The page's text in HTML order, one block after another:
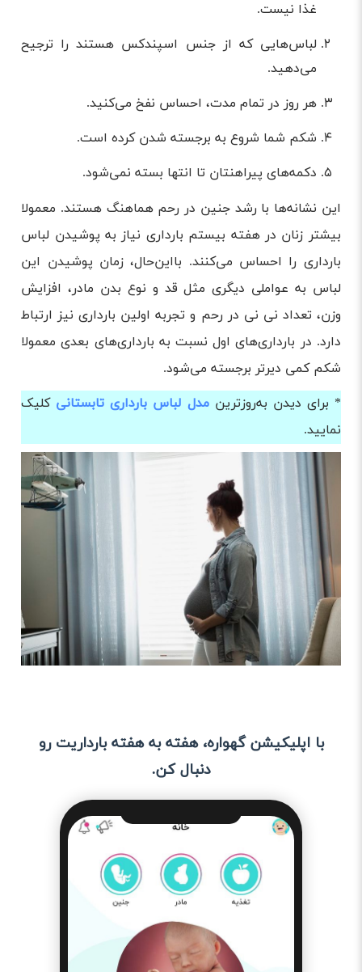
غذا نیست.
لباس‌هایی که از جنس اسپندکس هستند را ترجیح
می‌دهید.
هر روز در تمام مدت، احساس نفخ می‌کنید.
شکم شما شروع به برجسته شدن کرده است.
دکمه‌های پیراهنتان تا انتها بسته نمی‌شود.
این نشانه‌ها با رشد جنین در رحم هماهنگ هستند. معمولا
بیشتر زنان در هفته بیستم بارداری نیاز به پوشیدن لباس
بارداری را احساس می‌کنند. بااین‌حال، زمان پوشیدن این
لباس به عواملی دیگری مثل قد و نوع بدن مادر، افزایش
وزن، تعداد نی نی در رحم و تجربه اولین بارداری نیز ارتباط
دارد. در بارداری‌های اول نسبت به بارداری‌های بعدی معمولا
شکم کمی دیرتر برجسته می‌شود.
* برای دیدن به‌روزترینمدل لباس بارداری تابستانی کلیک
نمایید.
با اپلیکیشن گهواره، هفته به هفته بارداریت رو
دنبال کن.